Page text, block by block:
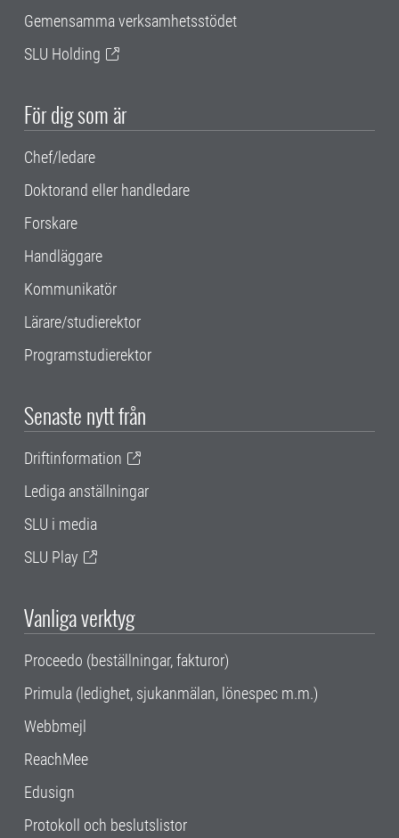
Gemensamma verksamhetsstödet
SLU Holding
För dig som är
Chef/ledare
Doktorand eller handledare
Forskare
Handläggare
Kommunikatör
Lärare/studierektor
Programstudierektor
Senaste nytt från
Driftinformation
Lediga anställningar
SLU i media
SLU Play
Vanliga verktyg
Proceedo (beställningar, fakturor)
Primula (ledighet, sjukanmälan, lönespec m.m.)
Webbmejl
ReachMee
Edusign
Protokoll och beslutslistor